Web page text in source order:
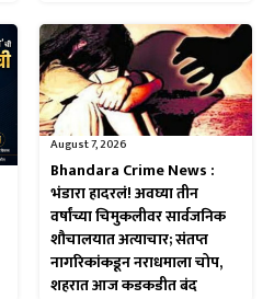
August 7, 2026
Bhandara Crime News :
भंडारा हादरलं! अवघ्या तीन
वर्षांच्या चिमुकलीवर सार्वजनिक
शौचालयात अत्याचार; संतप्त
नागरिकांकडून नराधमाला चोप,
शहरात आज कडकडीत बंद